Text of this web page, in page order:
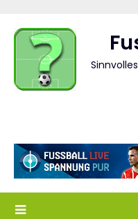
content